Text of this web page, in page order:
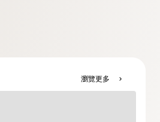
瀏覽更多 chevron_right